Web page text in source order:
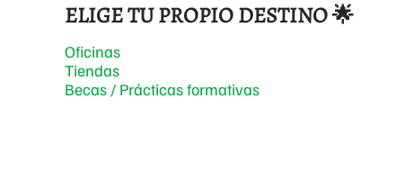
ELIGE TU PROPIO DESTINO 🌟
Oficinas
Tiendas
Becas / Prácticas formativas